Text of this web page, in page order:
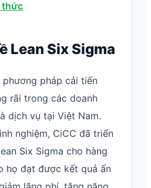
thức
Lean Six Sigma
phương pháp cải tiến
rãi trong các doanh
dịch vụ tại Việt Nam.
nghiệm, CiCC đã triển
Six Sigma cho hàng
họ đạt được kết quả ấn